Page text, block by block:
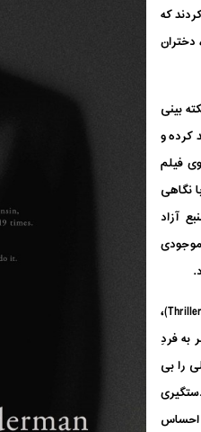
که
بینی
قرن ۲۱ آن قدر رشد کرده و
فیلم
نگاهی
آزاد
با پیشروی داستان، فیلم با ژانری آمیخته از داستان جنایی واقعی هیجان انگیز (Thriller)،
به فردِ
را بی
احساس